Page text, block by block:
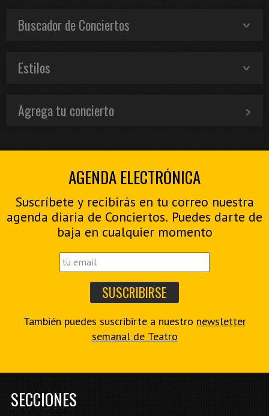
Buscador de Conciertos
Estilos
Agrega tu concierto
AGENDA ELECTRÓNICA
Suscríbete y recibirás en tu correo nuestra
agenda diaria de Conciertos. Puedes darte de
baja en cualquier momento
También puedes suscribirte a nuestro newsletter
semanal de Teatro
SECCIONES